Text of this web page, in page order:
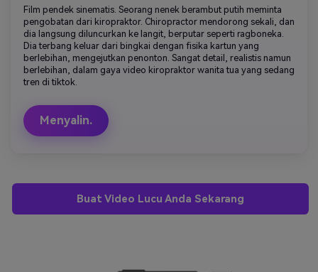
Film pendek sinematis. Seorang nenek berambut putih meminta
pengobatan dari kiropraktor. Chiropractor mendorong sekali, dan
dia langsung diluncurkan ke langit, berputar seperti ragboneka.
Dia terbang keluar dari bingkai dengan fisika kartun yang
berlebihan, mengejutkan penonton. Sangat detail, realistis namun
berlebihan, dalam gaya video kiropraktor wanita tua yang sedang
tren di tiktok.
Menyalin.
Buat Video Lucu Anda Sekarang